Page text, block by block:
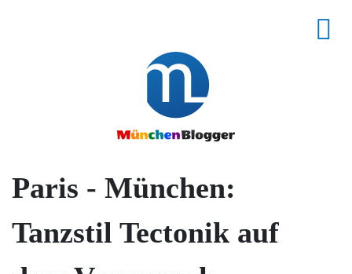
Paris - München:
Tanzstil Tectonik auf